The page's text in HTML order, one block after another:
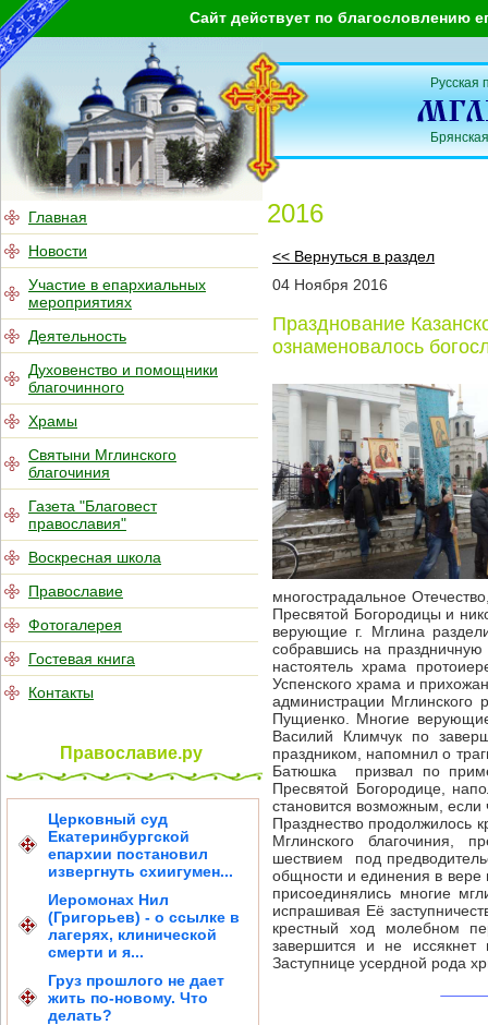
Сайт действует по благословлению
Главная
Новости
Участие в епархиальных
мероприятиях
Деятельность
Духовенство и помощники
благочинного
Храмы
Святыни Мглинского
благочиния
Газета "Благовест
православия"
Воскресная школа
Православие
Фотогалерея
Гостевая книга
Контакты
Православие.ру
Церковный суд
Екатеринбургской
епархии постановил
извергнуть схиигумен...
Иеромонах Нил
(Григорьев) - о ссылке в
лагерях, клинической
смерти и я...
Груз прошлого не дает
жить по-новому. Что
делать?
Русская
2016
<< Вернуться в раздел
04 Ноября 2016
Празднование
ознаменовалось
многострадальное
Пресвятой Богородицы и
верующие г. Мглина
собравшись на
настоятель храма
Успенского храма и
администрации Мглинского
Пущиенко. Многие
Василий Климчук по
праздником, напомнил о
Батюшка призвал по
Пресвятой Богородице,
становится возможным, если
Празднество продолжилось
Мглинского благочиния,
шествием под
общности и единения в вере
присоединялись многие
испрашивая Её
крестный ход молебном
завершится и не
Заступнице усердной рода